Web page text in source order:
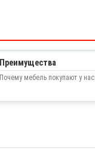
Преимущества
Почему мебель покупают у нас